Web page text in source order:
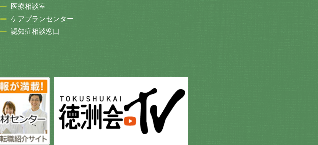
医療相談室
ケアプランセンター
認知症相談窓口